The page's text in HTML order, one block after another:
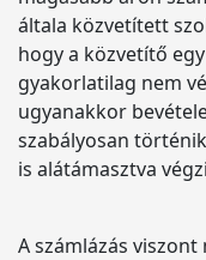
általa közvetített
hogy a közvetítő
gyakorlatilag nem
ugyanakkor
szabályosan
is alátámasztva
A számlázás